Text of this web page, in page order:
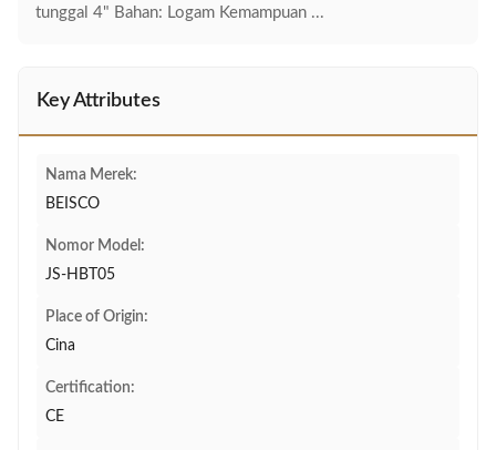
tunggal 4" Bahan: Logam Kemampuan ...
Key Attributes
Nama Merek:
BEISCO
Nomor Model:
JS-HBT05
Place of Origin:
Cina
Certification:
CE